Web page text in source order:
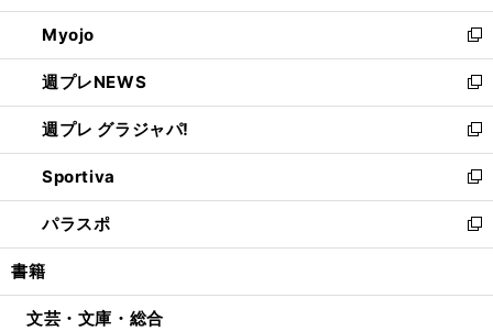
開
く
ウ
で
開
く
ン
ド
ウ
で
開
く
ウ
ィ
ン
ド
ウ
で
開
く
Myojo
新
し
い
ウ
ィ
ン
ド
ウ
で
開
週プレNEWS
新
し
い
ウ
ィ
ン
ド
ウ
開
週プレ グラジャパ!
新
し
い
ウ
ィ
ン
ウ
Sportiva
新
し
い
ウ
ン
パラスポ
新
し
ウ
書籍
文芸・文庫・総合